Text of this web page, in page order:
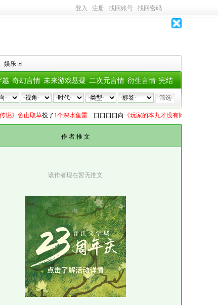
登入 注册 找回账号 找回密码
娱乐
完结
衍生言情
二次元言情
未来游戏悬疑
奇幻言情
越
山取草投了1个深水鱼雷 口口口口向《玩家的本丸才没有问题》剪灯
作 者 推 文
该作者现在暂无推文